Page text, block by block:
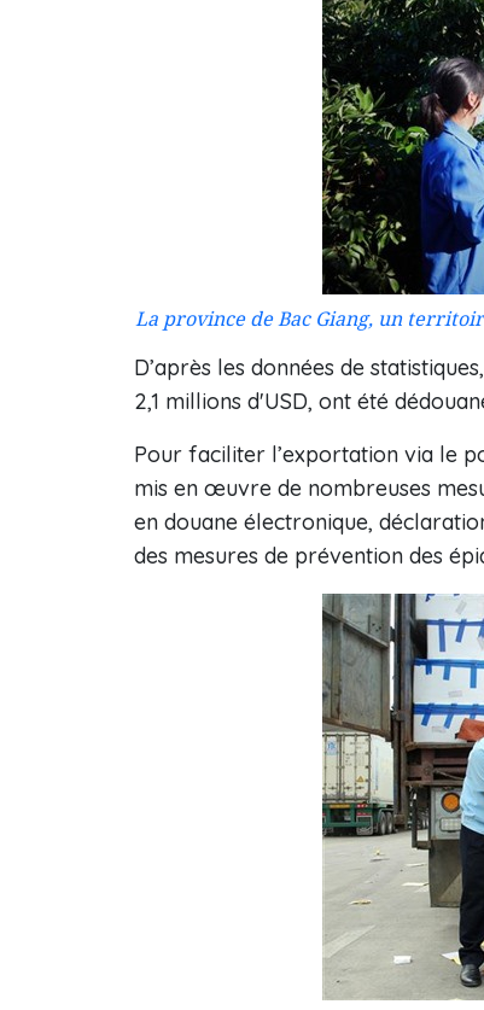
La province de Bac Giang, un
D’après les données de
2,1 millions d'USD, ont été
Pour faciliter l’exportation via le
mis en œuvre de nombreuses
en douane électronique,
des mesures de prévention des